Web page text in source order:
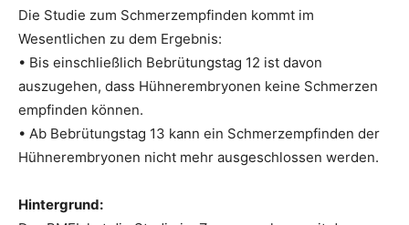
Die Studie zum Schmerzempfinden kommt im
Wesentlichen zu dem Ergebnis:
• Bis einschließlich Bebrütungstag 12 ist davon
auszugehen, dass Hühnerembryonen keine Schmerzen
empfinden können.
• Ab Bebrütungstag 13 kann ein Schmerzempfinden der
Hühnerembryonen nicht mehr ausgeschlossen werden.
Hintergrund: